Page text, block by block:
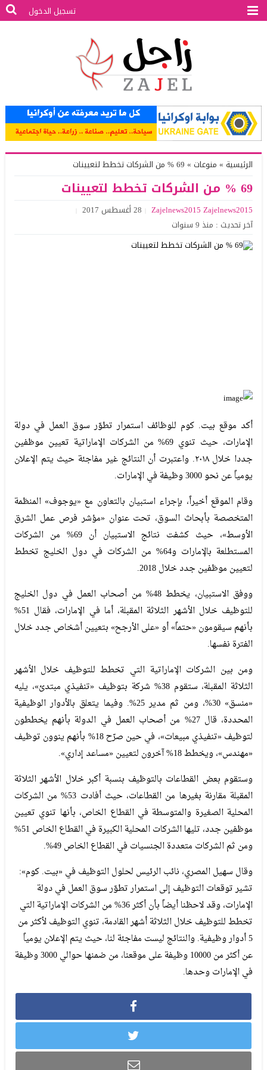
تسجيل الدخول
الرئيسية » منوعات »69 % من الشركات تخطط لتعيينات
69 % من الشركات تخطط لتعيينات
Zajelnews2015 Zajelnews2015
28 أغسطس 2017
آخر تحديث : منذ 9 سنوات
أكد موقع بيت. كوم للوظائف استمرار تطوّر سوق العمل في دولة
الإمارات، حيث تنوي 69% من الشركات الإماراتية تعيين موظفين
جددا خلال ٢٠١٨. واعتبرت أن النتائج غير مفاجئة حيث يتم الإعلان
يومياً عن نحو 3000 وظيفة في الإمارات.
وقام الموقع أخيراً، بإجراء استبيان بالتعاون مع «يوجوف» المنظمة
المتخصصة بأبحاث السوق، تحت عنوان «مؤشر فرص عمل الشرق
الأوسط»، حيث كشفت نتائج الاستبيان أن 69% من الشركات
المستطلعة بالإمارات و64% من الشركات في دول الخليج تخطط
لتعيين موظفين جدد خلال 2018.
ووفق الاستبيان، يخطط 48% من أصحاب العمل في دول الخليج
للتوظيف خلال الأشهر الثلاثة المقبلة، أما في الإمارات، فقال 51%
بأنهم سيقومون «حتماً» أو «على الأرجح» بتعيين أشخاص جدد خلال
الفترة نفسها.
ومن بين الشركات الإماراتية التي تخطط للتوظيف خلال الأشهر
الثلاثة المقبلة، ستقوم 38% شركة بتوظيف «تنفيذي مبتدئ»، يليه
«منسق» 30%، ومن ثم مدير 25%. وفيما يتعلق بالأدوار الوظيفية
المحددة، قال 27% من أصحاب العمل في الدولة بأنهم يخططون
لتوظيف «تنفيذي مبيعات»، في حين صرّح 18% بأنهم ينوون توظيف
«مهندس»، ويخطط 18% آخرون لتعيين «مساعد إداري».
وستقوم بعض القطاعات بالتوظيف بنسبة أكبر خلال الأشهر الثلاثة
المقبلة مقارنة بغيرها من القطاعات، حيث أفادت 53% من الشركات
المحلية الصغيرة والمتوسطة في القطاع الخاص، بأنها تنوي تعيين
موظفين جدد، تليها الشركات المحلية الكبيرة في القطاع الخاص 51%
ومن ثم الشركات متعددة الجنسيات في القطاع الخاص 49%.
وقال سهيل المصري، نائب الرئيس لحلول التوظيف في «بيت. كوم»:
تشير توقعات التوظيف إلى استمرار تطوّر سوق العمل في دولة
الإمارات، وقد لاحظنا أيضاً بأن أكثر 36% من الشركات الإماراتية التي
تخطط للتوظيف خلال الثلاثة أشهر القادمة، تنوي التوظيف لأكثر من
5 أدوار وظيفية. والنتائج ليست مفاجئة لنا، حيث يتم الإعلان يومياً
عن أكثر من 10000 وظيفة على موقعنا، من ضمنها حوالي 3000 وظيفة
في الإمارات وحدها.